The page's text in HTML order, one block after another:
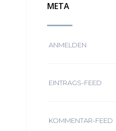
META
ANMELDEN
EINTRAGS-FEED
KOMMENTAR-FEED